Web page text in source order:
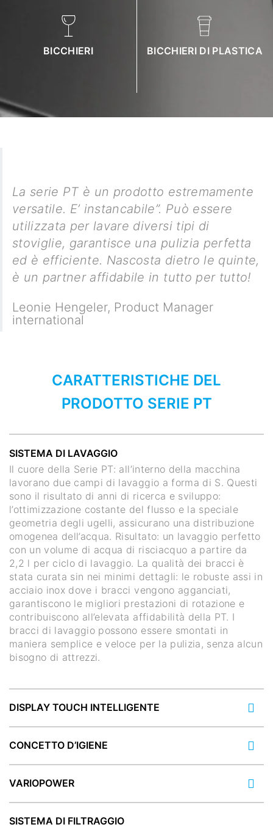
BICCHIERI BICCHIERI DI PLASTICA
La serie PT è un prodotto estremamente
versatile. E’ instancabile”. Può essere
utilizzata per lavare diversi tipi di
stoviglie, garantisce una pulizia perfetta
ed è efficiente. Nascosta dietro le quinte,
è un partner affidabile in tutto per tutto!
Leonie Hengeler, Product Manager
international
CARATTERISTICHE DEL
PRODOTTO SERIE PT
SISTEMA DI LAVAGGIO
Il cuore della Serie PT: all’interno della macchina
lavorano due campi di lavaggio a forma di S. Questi
sono il risultato di anni di ricerca e sviluppo:
l’ottimizzazione costante del flusso e la speciale
geometria degli ugelli, assicurano una distribuzione
omogenea dell’acqua. Risultato: un lavaggio perfetto
con un volume di acqua di risciacquo a partire da
2,2 l per ciclo di lavaggio. La qualità dei bracci è
stata curata sin nei minimi dettagli: le robuste assi in
acciaio inox dove i bracci vengono agganciati,
garantiscono le migliori prestazioni di rotazione e
contribuiscono all’elevata affidabilità della PT. I
bracci di lavaggio possono essere smontati in
maniera semplice e veloce per la pulizia, senza alcun
bisogno di attrezzi.
DISPLAY TOUCH INTELLIGENTE
CONCETTO D’IGIENE
VARIOPOWER
SISTEMA DI FILTRAGGIO